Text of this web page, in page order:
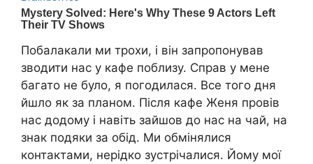
Побалакали ми трохи, і він запропонував
зводити нас у кафе поблизу. Справ у мене
багато не було, я погодилася. Все того дня
йшло як за планом. Після кафе Женя провів
нас додому і навіть зайшов до нас на чай, на
знак подяки за обід. Ми обмінялися
контактами, нерідко зустрічалися. Йому мої